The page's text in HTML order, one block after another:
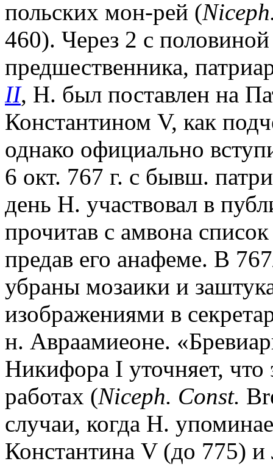
польских мон-рей (
460). Через 2 с
предшественника,
II, Н. был поставлен на
Константином V, как
однако официально
6 окт. 767 г. с бывш.
день Н. участвовал в
прочитав с амвона
предав его анафеме. В
убраны мозаики и
изображениями в
н. Авраамиеоне.
Никифора I уточняет,
работах (Niсeph. Const.
случаи, когда Н.
Константина V (до 775)